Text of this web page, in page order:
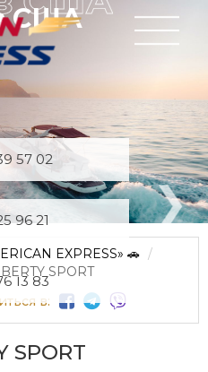
США
57 02
96 21
13 83
EXPRESS» 🚗
SPORT
в:
SPORT